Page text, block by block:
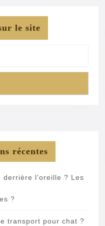
le site
récentes
l’oreille ? Les
?
transport pour chat ?